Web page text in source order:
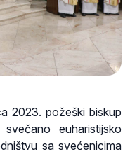
2023. požeški biskup
euharistijsko
sa svećenicima